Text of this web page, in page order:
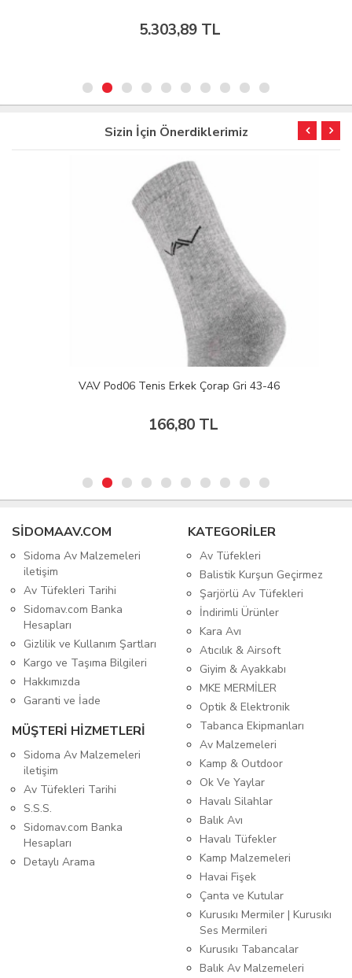
5.303,89 TL
Sizin İçin Önerdiklerimiz
VAV Pod06 Tenis Erkek Çorap Gri 43-46
166,80 TL
SIDOMAAV.COM
Sidoma Av Malzemeleri
iletişim
Av Tüfekleri Tarihi
Sidomav.com Banka
Hesapları
Gizlilik ve Kullanım Şartları
Kargo ve Taşıma Bilgileri
Hakkımızda
Garanti ve İade
MÜŞTERİ HİZMETLERİ
Sidoma Av Malzemeleri
iletişim
Av Tüfekleri Tarihi
S.S.S.
Sidomav.com Banka
Hesapları
Detaylı Arama
KATEGORİLER
Av Tüfekleri
Balistik Kurşun Geçirmez
Şarjörlü Av Tüfekleri
İndirimli Ürünler
Kara Avı
Atıcılık & Airsoft
Giyim & Ayakkabı
MKE MERMİLER
Optik & Elektronik
Tabanca Ekipmanları
Av Malzemeleri
Kamp & Outdoor
Ok Ve Yaylar
Havalı Silahlar
Balık Avı
Havalı Tüfekler
Kamp Malzemeleri
Havai Fişek
Çanta ve Kutular
Kurusıkı Mermiler | Kurusıkı
Ses Mermileri
Kurusıkı Tabancalar
Balık Av Malzemeleri